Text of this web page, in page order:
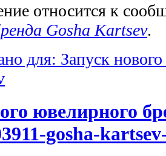
относится к
Gosha Kartsev.
для: Запуск
ювелирного
gosha-